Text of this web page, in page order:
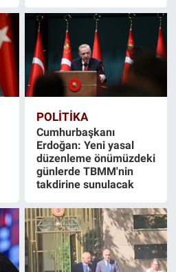
POLİTİKA
Cumhurbaşkanı
Erdoğan: Yeni yasal
düzenleme önümüzdeki
günlerde TBMM'nin
takdirine sunulacak